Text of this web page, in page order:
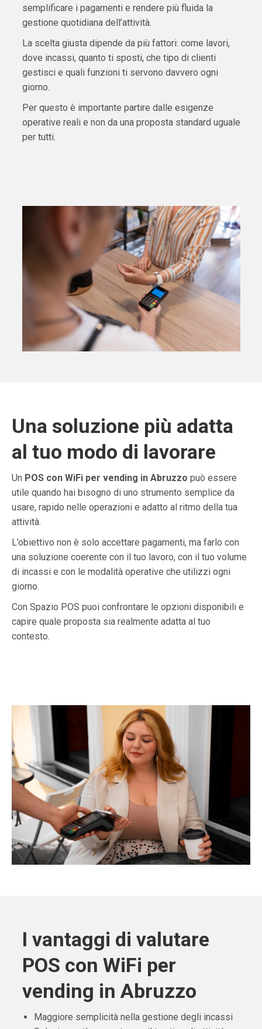
semplificare i pagamenti e rendere più fluida la
gestione quotidiana dell’attività.
La scelta giusta dipende da più fattori: come lavori,
dove incassi, quanto ti sposti, che tipo di clienti
gestisci e quali funzioni ti servono davvero ogni
giorno.
Per questo è importante partire dalle esigenze
operative reali e non da una proposta standard uguale
per tutti.
Una soluzione più adatta
al tuo modo di lavorare
Un POS con WiFi per vending in Abruzzo può essere
utile quando hai bisogno di uno strumento semplice da
usare, rapido nelle operazioni e adatto al ritmo della tua
attività.
L’obiettivo non è solo accettare pagamenti, ma farlo con
una soluzione coerente con il tuo lavoro, con il tuo volume
di incassi e con le modalità operative che utilizzi ogni
giorno.
Con Spazio POS puoi confrontare le opzioni disponibili e
capire quale proposta sia realmente adatta al tuo
contesto.
I vantaggi di valutare
POS con WiFi per
vending in Abruzzo
Maggiore semplicità nella gestione degli incassi